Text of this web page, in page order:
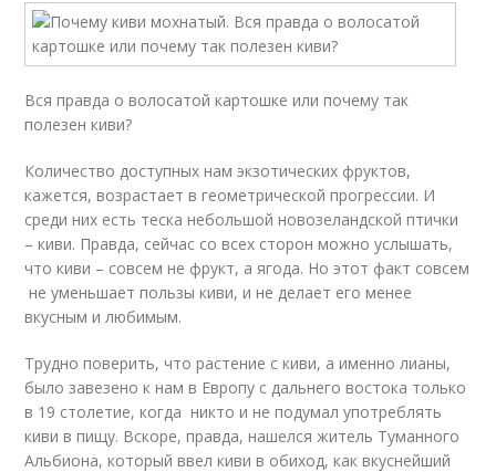
Вся правда о волосатой картошке или почему так
полезен киви?
Количество доступных нам экзотических фруктов,
кажется, возрастает в геометрической прогрессии. И
среди них есть теска небольшой новозеландской птички
– киви. Правда, сейчас со всех сторон можно услышать,
что киви – совсем не фрукт, а ягода. Но этот факт совсем
не уменьшает пользы киви, и не делает его менее
вкусным и любимым.
Трудно поверить, что растение с киви, а именно лианы,
было завезено к нам в Европу с дальнего востока только
в 19 столетие, когда никто и не подумал употреблять
киви в пищу. Вскоре, правда, нашелся житель Туманного
Альбиона, который ввел киви в обиход, как вкуснейший